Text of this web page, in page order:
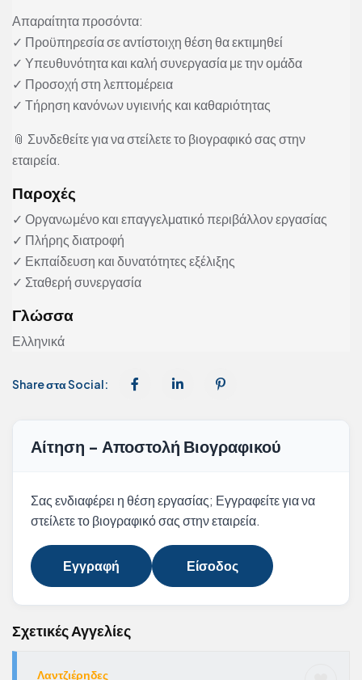
Απαραίτητα προσόντα:
✓ Προϋπηρεσία σε αντίστοιχη θέση θα εκτιμηθεί
✓ Υπευθυνότητα και καλή συνεργασία με την ομάδα
✓ Προσοχή στη λεπτομέρεια
✓ Τήρηση κανόνων υγιεινής και καθαριότητας
📎 Συνδεθείτε για να στείλετε το βιογραφικό σας στην
εταιρεία.
Παροχές
✓ Οργανωμένο και επαγγελματικό περιβάλλον εργασίας
✓ Πλήρης διατροφή
✓ Εκπαίδευση και δυνατότητες εξέλιξης
✓ Σταθερή συνεργασία
Γλώσσα
Ελληνικά
Share στα Social:
Αίτηση - Αποστολή Βιογραφικού
Σας ενδιαφέρει η θέση εργασίας; Εγγραφείτε για να
στείλετε το βιογραφικό σας στην εταιρεία.
Εγγραφή Είσοδος
Σχετικές Αγγελίες
Λαντζιέρηδες